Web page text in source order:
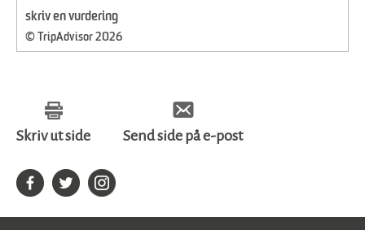
skriv en vurdering
© TripAdvisor 2026
Skriv ut side Send side på e-post